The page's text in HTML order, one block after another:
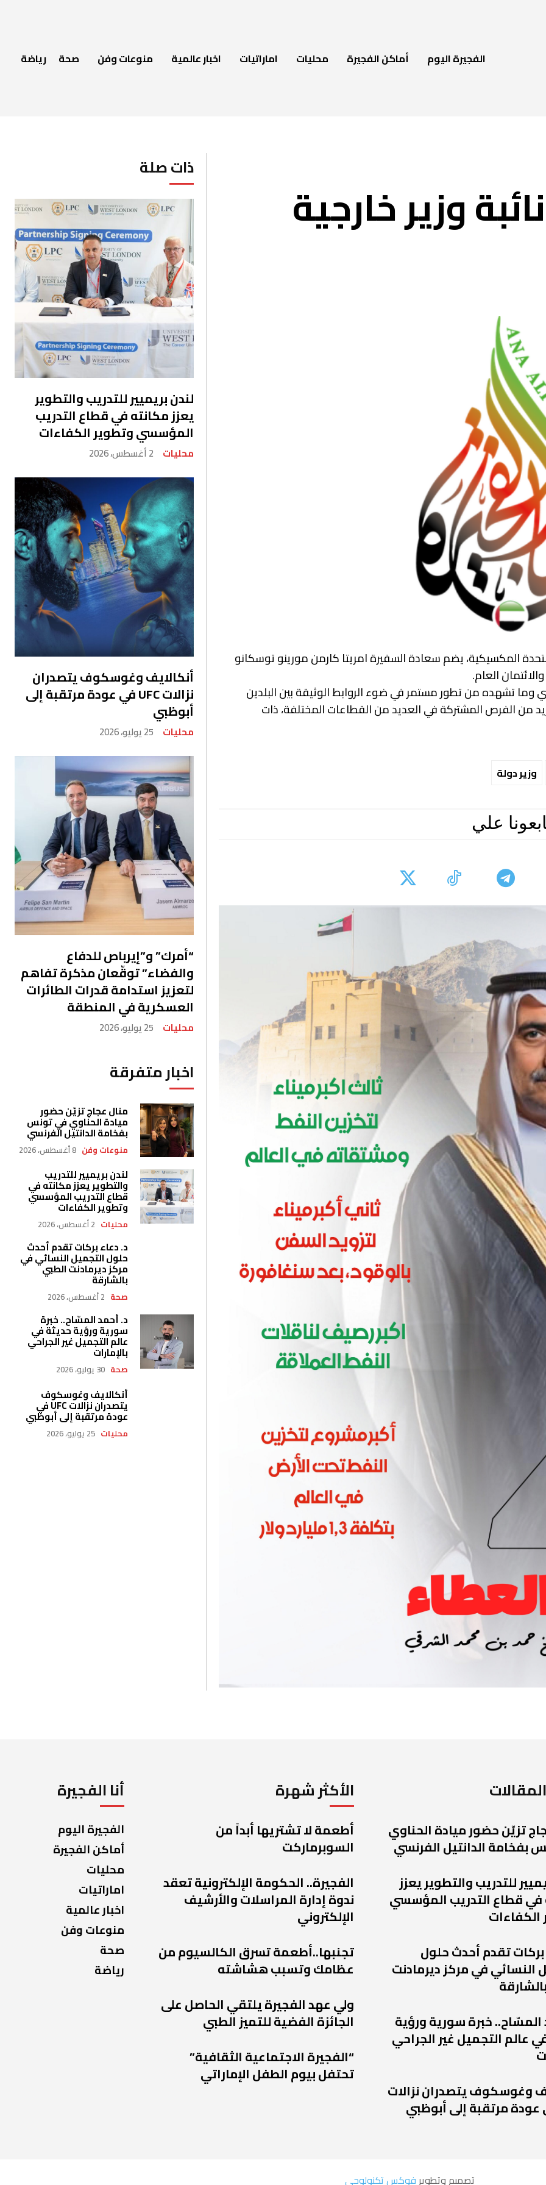
الفجيرة اليوم أماكن الفجيرة محليات اماراتيات اخبار عالمية منوعات وفن صحة رياضة
ذات صلة
لندن بريميير للتدريب والتطوير
يعزز مكانته في قطاع التدريب
المؤسسي وتطوير الكفاءات
محليات 2 أغسطس، 2026
أنكالايف وغوسكوف يتصدران
نزالات UFC في عودة مرتقبة إلى
أبوظبي
محليات 25 يوليو، 2026
“أمرك” و”إيرباص للدفاع
والفضاء” توقّعان مذكرة تفاهم
لتعزيز استدامة قدرات الطائرات
العسكرية في المنطقة
محليات 25 يوليو، 2026
اخبار متفرقة
منال عجاج تزيّن حضور
ميادة الحناوي في تونس
بفخامة الدانتيل الفرنسي
منوعات وفن 8 أغسطس، 2026
لندن بريميير للتدريب
والتطوير يعزز مكانته في
قطاع التدريب المؤسسي
وتطوير الكفاءات
محليات 2 أغسطس، 2026
د. دعاء بركات تقدم أحدث
حلول التجميل النسائي في
مركز ديرمادنت الطبي
بالشارقة
صحة 2 أغسطس، 2026
د. أحمد المسّاح.. خبرة
سورية ورؤية حديثة في
عالم التجميل غير الجراحي
بالإمارات
صحة 30 يوليو، 2026
أنكالايف وغوسكوف
يتصدران نزالات UFC في
عودة مرتقبة إلى أبوظبي
محليات 25 يوليو، 2026
وزير خارجية
المكسيكية، يضم سعادة السفيرة امريتا كارمن مورينو توسكانو
العام.
وما تشهده من تطور مستمر في ضوء الروابط الوثيقة بين البلدين
من الفرص المشتركة في العديد من القطاعات المختلفة، ذات
وزير دولة
علي
أنا الفجيرة
الفجيرة اليوم
أماكن الفجيرة
محليات
اماراتيات
اخبار عالمية
منوعات وفن
صحة
رياضة
الأكثر شهرة
أطعمة لا تشتريها أبداً من
السوبرماركت
الفجيرة.. الحكومة الإلكترونية تعقد
ندوة إدارة المراسلات والأرشيف
الإلكتروني
تجنبها..أطعمة تسرق الكالسيوم من
عظامك وتسبب هشاشته
ولي عهد الفجيرة يلتقي الحاصل على
الجائزة الفضية للتميز الطبي
“الفجيرة الاجتماعية الثقافية”
تحتفل بيوم الطفل الإماراتي
تزيّن حضور ميادة الحناوي
بفخامة الدانتيل الفرنسي
للتدريب والتطوير يعزز
في قطاع التدريب المؤسسي
تقدم أحدث حلول
النسائي في مركز ديرمادنت
خبرة سورية ورؤية
عالم التجميل غير الجراحي
وغوسكوف يتصدران نزالات
تصميم وتطوير فوكس تكنولوجى